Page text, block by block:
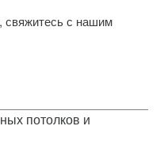
свяжитесь с нашим
потолков и